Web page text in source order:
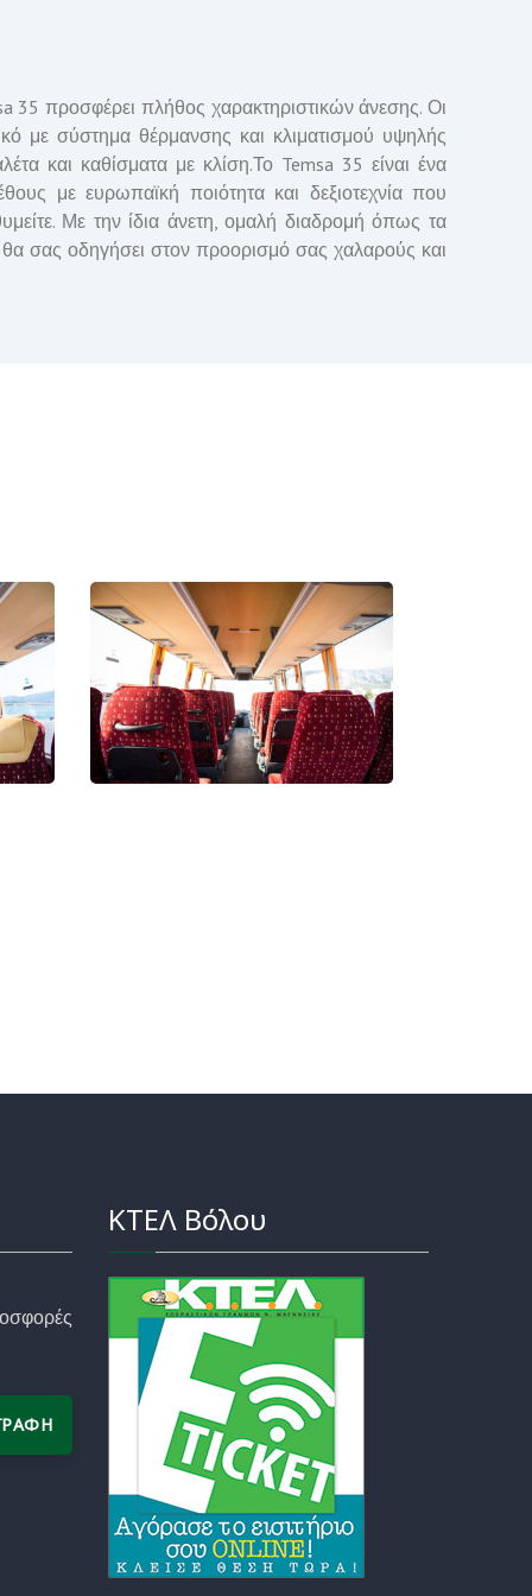
35 προσφέρει πλήθος χαρακτηριστικών άνεσης. Οι
με σύστημα θέρμανσης και κλιματισμού υψηλής
και καθίσματα με κλίση.Το Temsa 35 είναι ένα
με ευρωπαϊκή ποιότητα και δεξιοτεχνία που
Με την ίδια άνετη, ομαλή διαδρομή όπως τα
θα σας οδηγήσει στον προορισμό σας χαλαρούς και
ΚΤΕΛ Βόλου